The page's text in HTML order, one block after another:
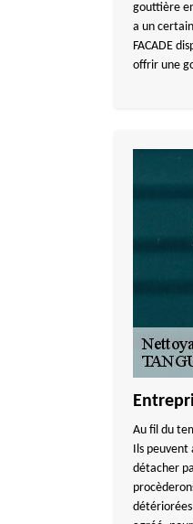
gouttière
a un
FACADE
offrir une
Au fil du
Ils peuvent
détacher